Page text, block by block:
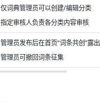
仅词典管理员可以创建/编辑分类
指定审核人负责各分类内容审核
管理员发布后在首页“词条共创”露出
管理员可撤回词条征集